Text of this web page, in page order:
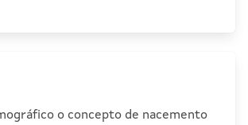
o concepto de nacemento